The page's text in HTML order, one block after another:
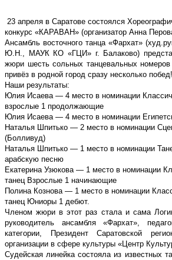
23 апреля в Саратове состоялся
конкурс «КАРАВАН» (организатор Анна
Ансамбль восточного танца «Фархат»
Ю.Н., МАУК КО «ГЦИ» г. Балаково)
жюри шесть сольных танцевальных
привёз в родной город сразу несколько побед!
Наши результаты:
Юлия Исаева — 4 место в номинации
взрослые 1 продолжающие
Юлия Исаева — 4 место в номинации
Наталья Шпитько — 2 место в номинации
(Болливуд)
Наталья Шпитько — 1 место в номинации
арабскую песню
Екатерина Узюкова — 1 место в номинации
танец Взрослые 1 начинающие
Полина Кознова — 1 место в номинации
танец Юниоры 1 дебют.
Членом жюри в этот раз стала и сама
руководитель ансамбля «Фархат»,
категории, Президент Саратовской
организации в сфере культуры «Центр
Судейская линейка состояла из известных